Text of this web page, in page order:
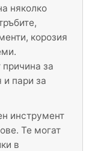
няколко
корозия
за
и пари за
инструмент
Те могат
в